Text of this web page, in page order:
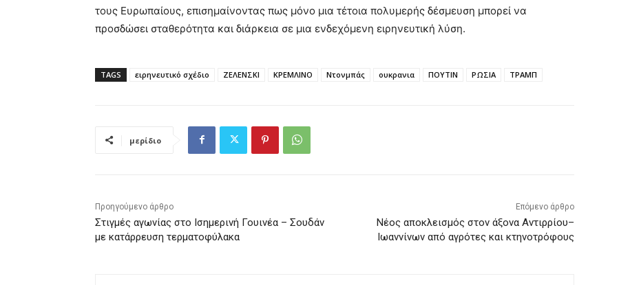
τους Ευρωπαίους, επισημαίνοντας πως μόνο μια τέτοια πολυμερής δέσμευση μπορεί να
προσδώσει σταθερότητα και διάρκεια σε μια ενδεχόμενη ειρηνευτική λύση.
TAGS ειρηνευτικό σχέδιο ΖΕΛΕΝΣΚΙ ΚΡΕΜΛΙΝΟ Ντονμπάς ουκρανια ΠΟΥΤΙΝ ΡΩΣΙΑ ΤΡΑΜΠ
μερίδιο
Προηγούμενο άρθρο
Στιγμές αγωνίας στο Ισημερινή Γουινέα – Σουδάν
με κατάρρευση τερματοφύλακα
Επόμενο άρθρο
Νέος αποκλεισμός στον άξονα Αντιρρίου–
Ιωαννίνων από αγρότες και κτηνοτρόφους